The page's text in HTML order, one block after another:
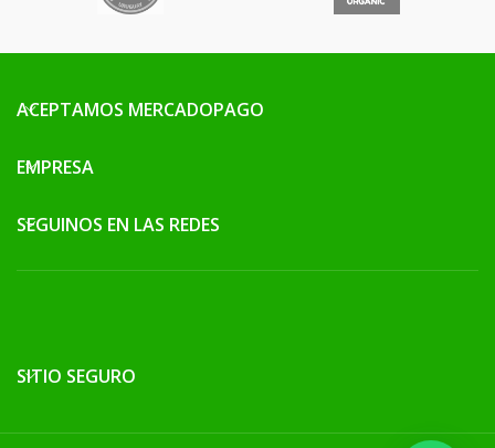
ACEPTAMOS MERCADOPAGO
EMPRESA
SEGUINOS EN LAS REDES
SITIO SEGURO